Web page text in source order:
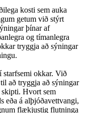
kosti sem auka
getum við stýrt
þínar af
og tímanlegra
tryggja að sýningar
okkar. Við
að tryggja að sýningar
skipti. Hvort sem
eða á alþjóðavettvangi,
flækjustig flutninga